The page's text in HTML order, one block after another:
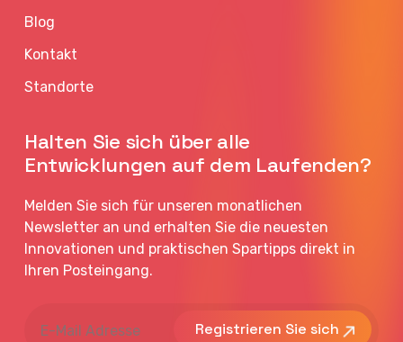
Blog
Kontakt
Standorte
Halten Sie sich über alle
Entwicklungen auf dem Laufenden?
Melden Sie sich für unseren monatlichen
Newsletter an und erhalten Sie die neuesten
Innovationen und praktischen Spartipps direkt in
Ihren Posteingang.